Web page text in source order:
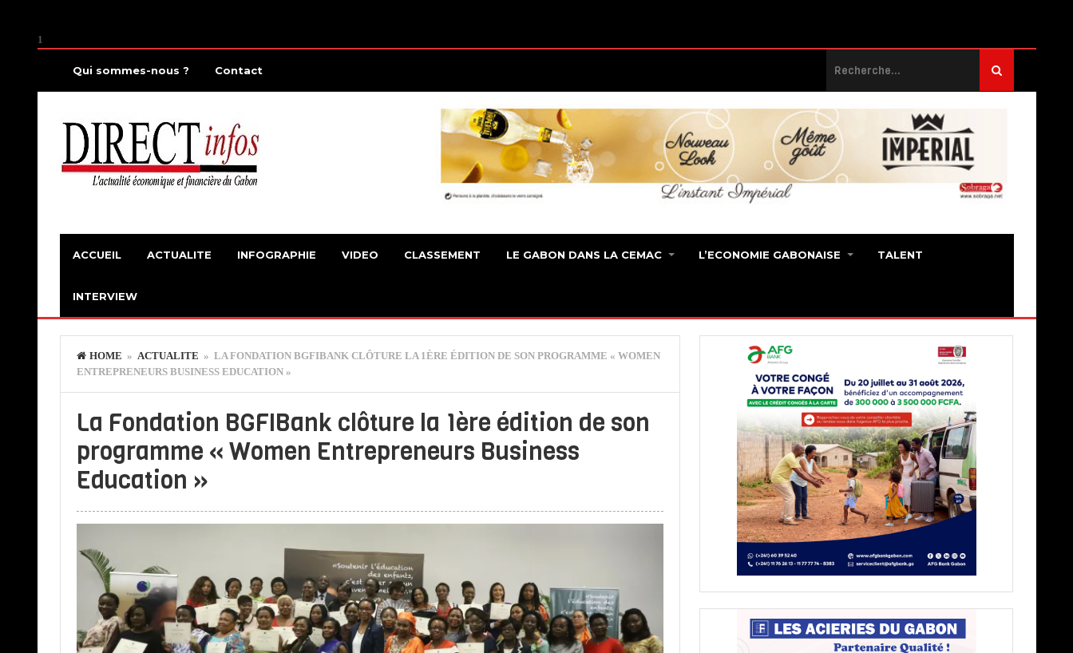
1
Qui sommes-nous ? Contact
ACCUEIL ACTUALITE INFOGRAPHIE VIDEO CLASSEMENT LE GABON DANS LA CEMAC L’ECONOMIE GABONAISE TALENT
INTERVIEW
HOME » ACTUALITE » LA FONDATION BGFIBANK CLÔTURE LA 1ÈRE ÉDITION DE SON PROGRAMME « WOMEN
ENTREPRENEURS BUSINESS EDUCATION »
La Fondation BGFIBank clôture la 1ère édition de son
programme « Women Entrepreneurs Business
Education »